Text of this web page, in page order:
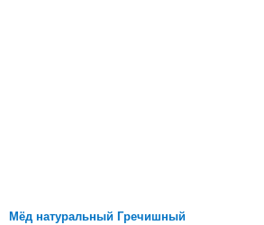
Мёд натуральный Гречишный